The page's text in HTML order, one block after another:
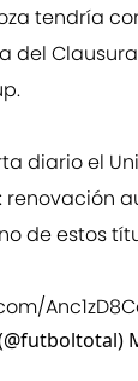
tendría
del
diario el
de estos